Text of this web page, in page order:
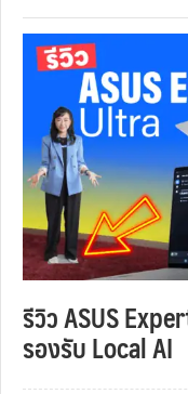
รีวิว ASUS
รองรับ Local AI